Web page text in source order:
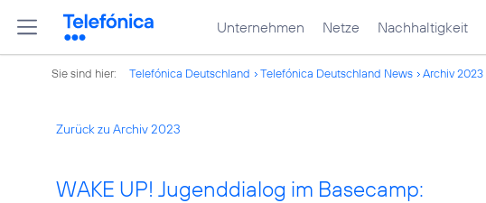
Unternehmen Netze Nachhaltigkeit
Sie sind hier: Telefónica Deutschland Telefónica Deutschland News Archiv 2023
Zurück zu Archiv 2023
WAKE UP! Jugenddialog im Basecamp: